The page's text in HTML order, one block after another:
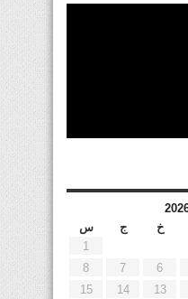
خ ج
س
1
6
7
8
13
14
15